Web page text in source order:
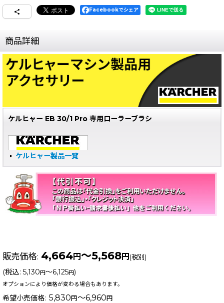
Facebookでシェア
商品詳細
ケルヒャー EB 30/1 Pro 専用ローラーブラシ
ケルヒャー製品一覧
販売価格: 4,664円 ～5,568円 (税別)
(税込: 5,130 円～6,125円)
オプションにより価格が変わる場合もあります。
希望小売価格: 5,830 円 ～6,960 円